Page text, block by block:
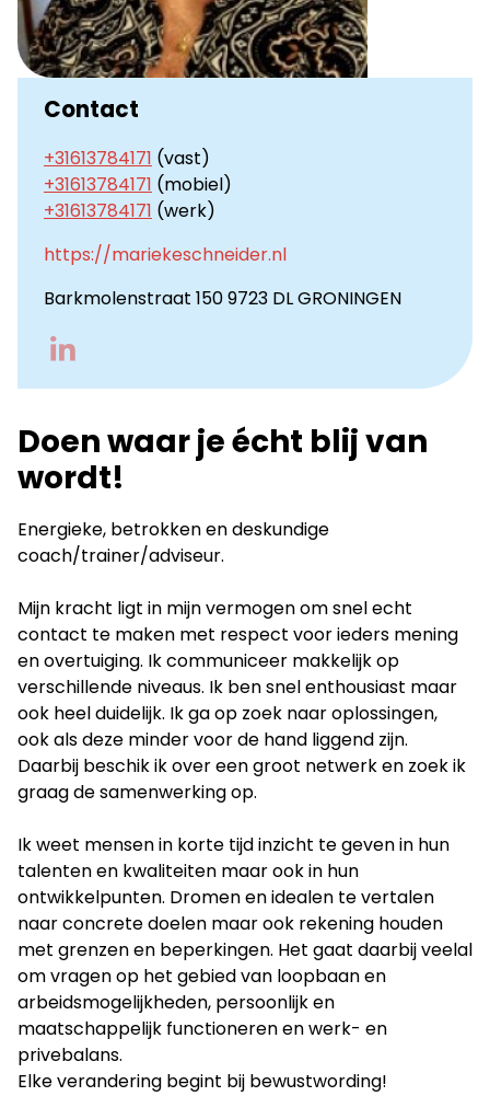
Contact
+31613784171 (vast)
+31613784171 (mobiel)
+31613784171 (werk)
https://mariekeschneider.nl
Barkmolenstraat 150 9723 DL GRONINGEN
Doen waar je écht blij van
wordt!
Energieke, betrokken en deskundige
coach/trainer/adviseur.
Mijn kracht ligt in mijn vermogen om snel echt
contact te maken met respect voor ieders mening
en overtuiging. Ik communiceer makkelijk op
verschillende niveaus. Ik ben snel enthousiast maar
ook heel duidelijk. Ik ga op zoek naar oplossingen,
ook als deze minder voor de hand liggend zijn.
Daarbij beschik ik over een groot netwerk en zoek ik
graag de samenwerking op.
Ik weet mensen in korte tijd inzicht te geven in hun
talenten en kwaliteiten maar ook in hun
ontwikkelpunten. Dromen en idealen te vertalen
naar concrete doelen maar ook rekening houden
met grenzen en beperkingen. Het gaat daarbij veelal
om vragen op het gebied van loopbaan en
arbeidsmogelijkheden, persoonlijk en
maatschappelijk functioneren en werk- en
privebalans.
Elke verandering begint bij bewustwording!